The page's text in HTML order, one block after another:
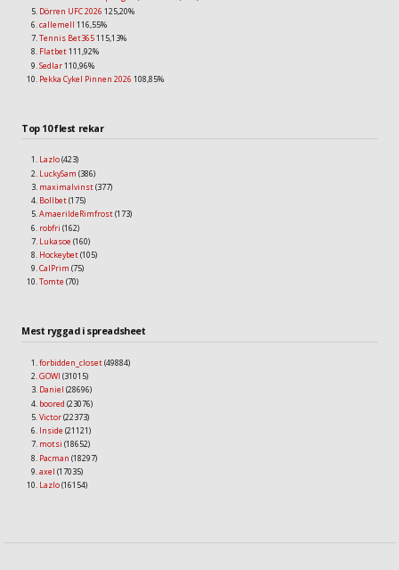
Dörren UFC 2026 125,20%
callemell 116,55%
Tennis Bet365115,13%
Flatbet111,92%
Sedlar110,96%
Pekka Cykel Pinnen 2026 108,85%
Top 10 flest rekar
Lazlo(423)
LuckySam (386)
maximalvinst(377)
Bollbet(175)
AmaerildeRimfrost(173)
robfri (162)
Lukasoe (160)
Hockeybet(105)
CalPrim (75)
Tomte (70)
Mest ryggad i spreadsheet
forbidden_closet(49884)
GOWI (31015)
Daniel (28696)
boored (23076)
Victor(22373)
Inside (21121)
motsi (18652)
Pacman (18297)
axel (17035)
Lazlo(16154)